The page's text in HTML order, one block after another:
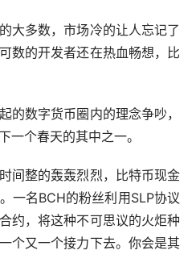
大多数，市场冷的让人忘记了
数的开发者还在热血畅想，比
的数字货币圈内的理念争吵，
一个春天的其中之一。
间整的轰轰烈烈，比特币现金
一名BCH的粉丝利用SLP协议
约，将这种不可思议的火炬种
个又一个接力下去。你会是其